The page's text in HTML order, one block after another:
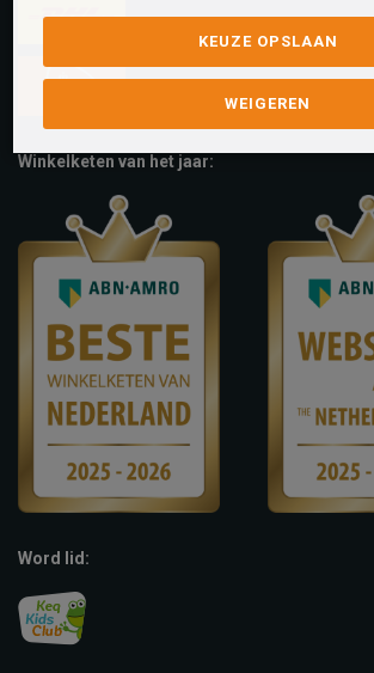
Winkelketen van het jaar:
Word lid:
KEUZE OPSLAAN
WEIGEREN